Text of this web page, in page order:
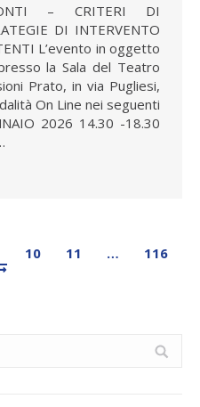
– CRITERI DI
DI INTERVENTO
L’evento in oggetto
la Sala del Teatro
Prato, in via Pugliesi,
On Line nei seguenti
2026 14.30 -18.30
10 11 … 116